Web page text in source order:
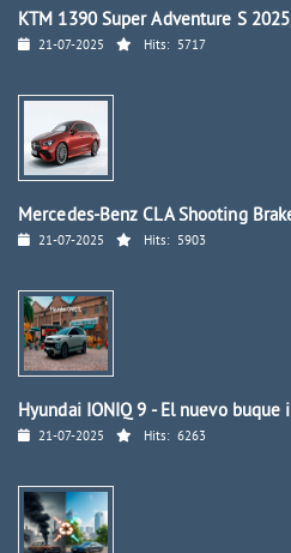
KTM 1390 Super Adventure S
21-07-2025 Hits: 5717
Mercedes-Benz CLA Shooting
21-07-2025 Hits: 5903
Hyundai IONIQ 9 - El nuevo buque
21-07-2025 Hits: 6263